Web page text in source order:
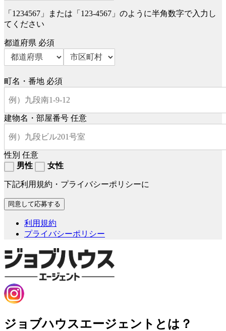
「1234567」または「123-4567」のように半角数字で入力し
てください
都道府県 必須
町名・番地 必須
建物名・部屋番号 任意
性別 任意
男性
女性
下記利用規約・プライバシーポリシーに
利用規約
プライバシーポリシー
ジョブハウスエージェントとは？